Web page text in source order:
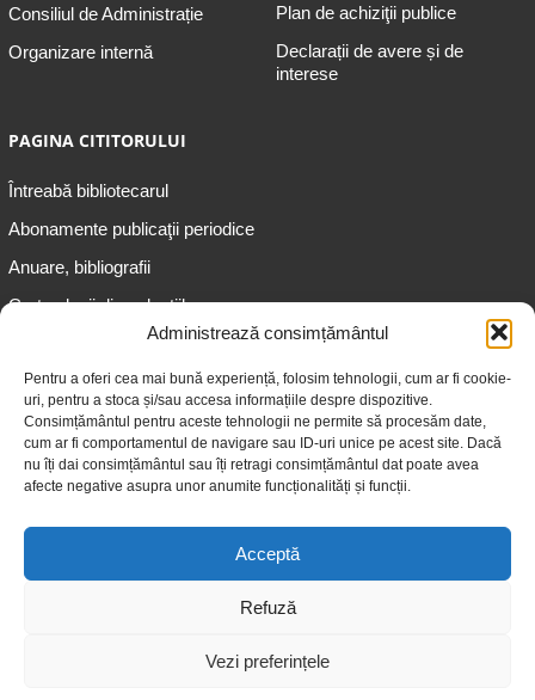
Administrează consimțământul
Pentru a oferi cea mai bună experiență, folosim tehnologii, cum ar fi cookie-
uri, pentru a stoca și/sau accesa informațiile despre dispozitive.
Consimțământul pentru aceste tehnologii ne permite să procesăm date,
cum ar fi comportamentul de navigare sau ID-uri unice pe acest site. Dacă
nu îți dai consimțământul sau îți retragi consimțământul dat poate avea
afecte negative asupra unor anumite funcționalități și funcții.
Acceptă
Refuză
Vezi preferințele
Consiliul de Administrație
Organizare internă
Plan de achiziţii publice
Declarații de avere și de
interese
PAGINA CITITORULUI
Întreabă bibliotecarul
Abonamente publicaţii periodice
Anuare, bibliografii
Cartea lunii din colecțiile
Informații pentru adolescenți
Informații pentru adulți
Informații pentru seniori
© 2026 Biblioteca Judeţeană „Gheorghe Asachi” Iaşi